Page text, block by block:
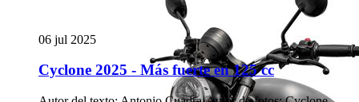
06 jul 2025
Cyclone 2025 - Más fuerte en 125 cc